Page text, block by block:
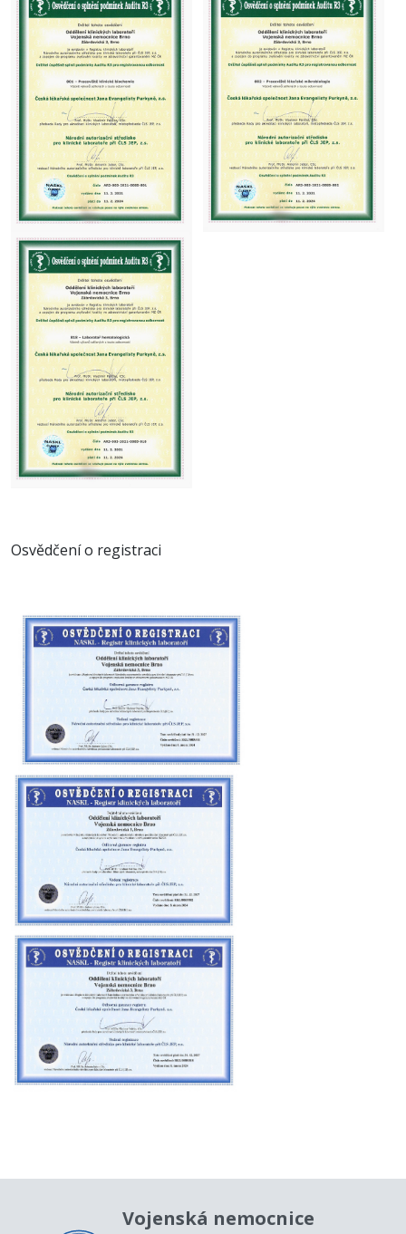
Osvědčení o registraci
Vojenská nemocnice